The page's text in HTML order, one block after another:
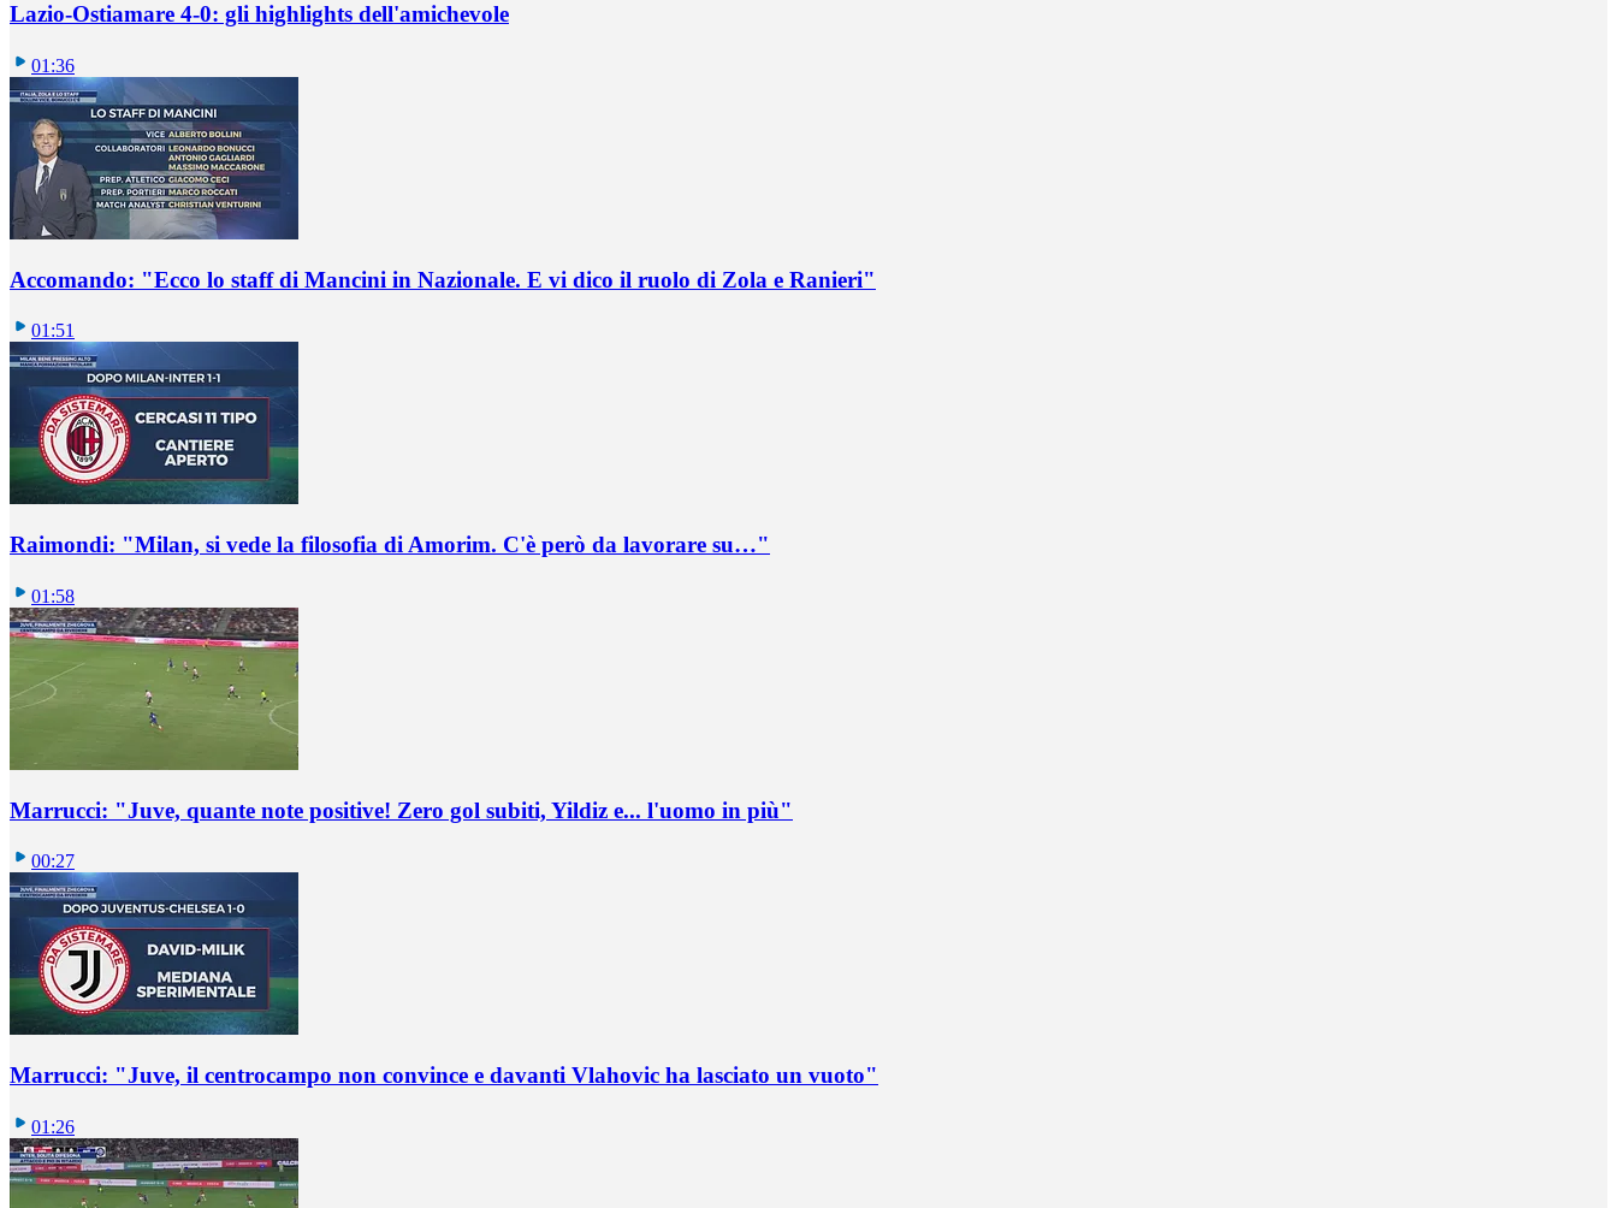
Lazio-Ostiamare 4-0: gli highlights dell'amichevole
01:36
Accomando: "Ecco lo staff di Mancini in Nazionale. E vi dico il ruolo di Zola e Ranieri"
01:51
Raimondi: "Milan, si vede la filosofia di Amorim. C'è però da lavorare su…"
01:58
Marrucci: "Juve, quante note positive! Zero gol subiti, Yildiz e... l'uomo in più"
00:27
Marrucci: "Juve, il centrocampo non convince e davanti Vlahovic ha lasciato un vuoto"
01:26